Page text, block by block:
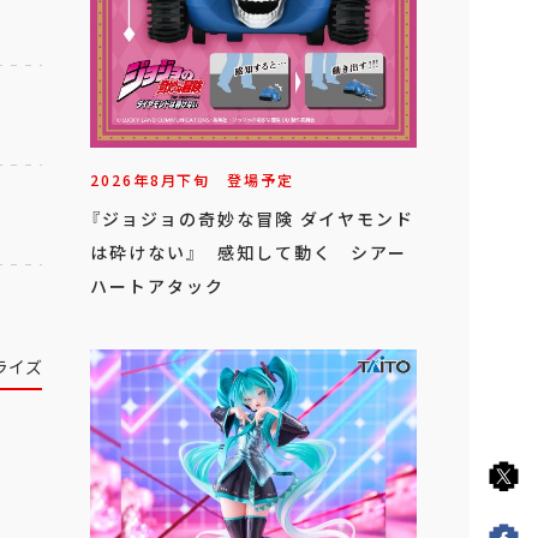
イズ
2026年8月下旬 登場予定
『ジョジョの奇妙な冒険 ダイヤモンド
は砕けない』 感知して動く シアー
ハートアタック